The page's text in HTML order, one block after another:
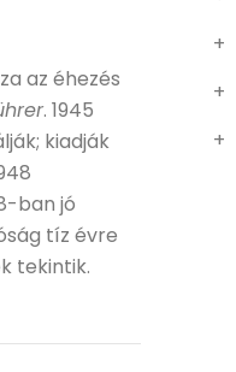
az éhezés
. 1945
kiadják
ban jó
tíz évre
tekintik.